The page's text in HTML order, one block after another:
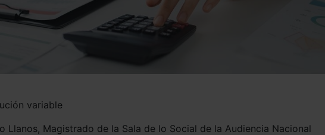
variable
Llanos, Magistrado de la Sala de lo Social de la Audiencia Nacional